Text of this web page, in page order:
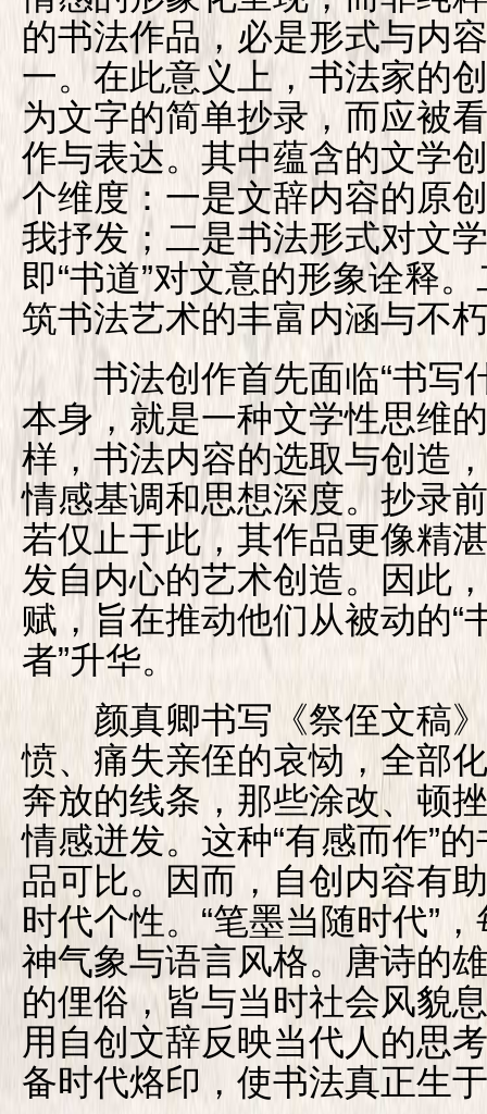
的书法作品，必是形式与内
一。在此意义上，书法家的
为文字的简单抄录，而应被
作与表达。其中蕴含的文学
个维度：一是文辞内容的原
我抒发；二是书法形式对文
即“书道”对文意的形象诠释
筑书法艺术的丰富内涵与不
书法创作首先面临“书写
本身，就是一种文学性思维
样，书法内容的选取与创造
情感基调和思想深度。抄录
若仅止于此，其作品更像精
发自内心的艺术创造。因此
赋，旨在推动他们从被动的“
者”升华。
颜真卿书写《祭侄文稿》
愤、痛失亲侄的哀恸，全部
奔放的线条，那些涂改、顿
情感迸发。这种“有感而作”
品可比。因而，自创内容有
时代个性。“笔墨当随时代”
神气象与语言风格。唐诗的
的俚俗，皆与当时社会风貌
用自创文辞反映当代人的思
备时代烙印，使书法真正生